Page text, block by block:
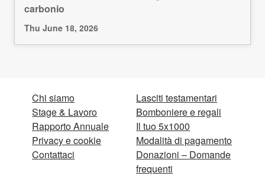
carbonio
Thu June 18, 2026
Chi siamo
Stage & Lavoro
Rapporto Annuale
Privacy e cookie
Contattaci
Lasciti testamentari
Bomboniere e regali
Il tuo 5x1000
Modalità di pagamento
Donazioni – Domande
frequenti